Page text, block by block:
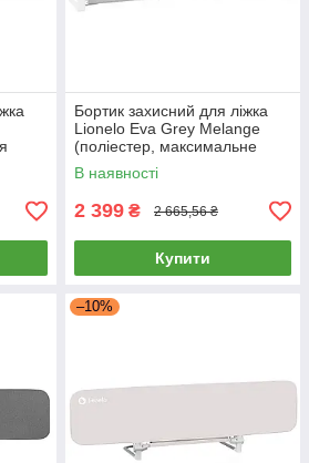
Бортик захисний для ліжка
Lionelo Eva Grey Melange
(поліестер, максимальне
навантаження 27кг) Сірий
В наявності
2 399 ₴ 2 665,56 ₴
Купити
–10%